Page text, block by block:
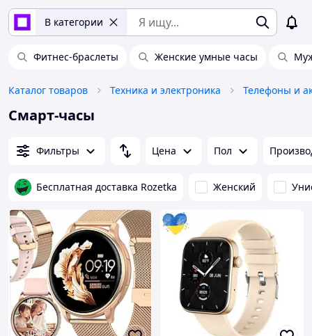
В категории
Фитнес-браслеты Женские умные часы
Каталог товаров Техника и электроника Телефоны и
Смарт-часы
Фильтры Цена Пол
Бесплатная доставка Rozetka Женский